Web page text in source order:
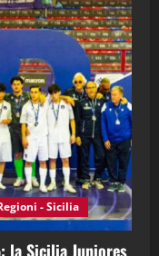
28^ Puntata
Sport News
27^ Puntata
- Sicilia
la Sicilia Juniores